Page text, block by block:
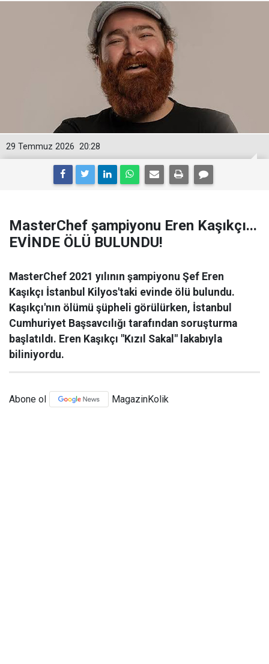
20:28
29 Temmuz 2026
MasterChef şampiyonu Eren Kaşıkçı...
EVİNDE ÖLÜ BULUNDU!
MasterChef 2021 yılının şampiyonu Şef Eren
Kaşıkçı İstanbul Kilyos'taki evinde ölü bulundu.
Kaşıkçı'nın ölümü şüpheli görülürken, İstanbul
Cumhuriyet Başsavcılığı tarafından soruşturma
başlatıldı. Eren Kaşıkçı "Kızıl Sakal" lakabıyla
biliniyordu.
Abone ol MagazinKolik